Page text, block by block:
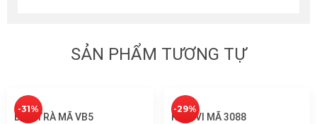
SẢN PHẨM TƯƠNG TỰ
BÀN TRÀ MÃ VB5
-31%
KỆ TIVI MÃ 3088
-29%